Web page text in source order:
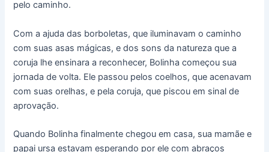
pelo caminho.
Com a ajuda das borboletas, que iluminavam o caminho
com suas asas mágicas, e dos sons da natureza que a
coruja lhe ensinara a reconhecer, Bolinha começou sua
jornada de volta. Ele passou pelos coelhos, que acenavam
com suas orelhas, e pela coruja, que piscou em sinal de
aprovação.
Quando Bolinha finalmente chegou em casa, sua mamãe e
papai ursa estavam esperando por ele com abraços